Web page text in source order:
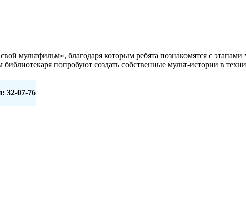
мультфильм», благодаря которым ребята познакомятся с
попробуют создать собственные мульт-истории в
32-07-76